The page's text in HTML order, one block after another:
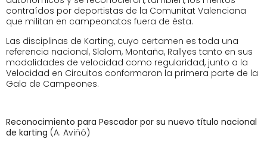
contraídos por deportistas de la Comunitat Valenciana
que militan en campeonatos fuera de ésta.
Las disciplinas de Karting, cuyo certamen es toda una
referencia nacional, Slalom, Montaña, Rallyes tanto en sus
modalidades de velocidad como regularidad, junto a la
Velocidad en Circuitos conformaron la primera parte de la
Gala de Campeones.
Reconocimiento para Pescador por su nuevo título nacional
de karting (A. Aviñó)